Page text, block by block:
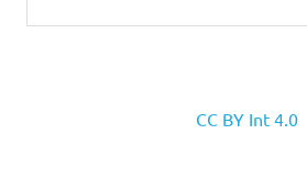
CC BY Int 4.0